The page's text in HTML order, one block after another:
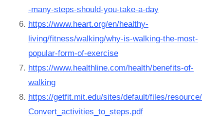
-many-steps-should-you-take-a-day
https://www.heart.org/en/healthy-
living/fitness/walking/why-is-walking-the-most-
popular-form-of-exercise
https://www.healthline.com/health/benefits-of-
walking
https://getfit.mit.edu/sites/default/files/resource/
Convert_activities_to_steps.pdf